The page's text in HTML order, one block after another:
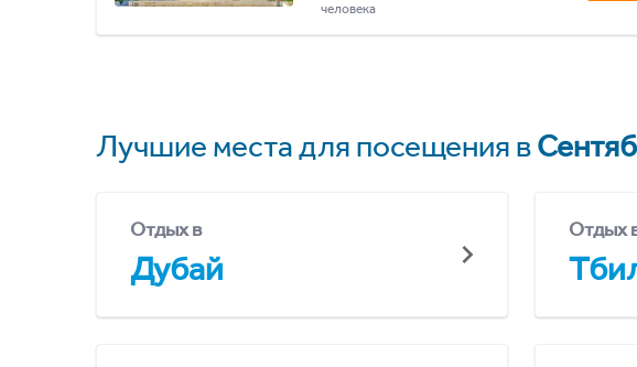
человека
Лучшие места для посещения в
Отдых в
Дубай
Отдых